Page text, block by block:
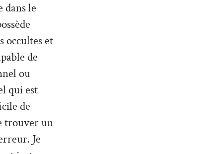
dans le
occultes et
de
ou
qui est
de
trouver un
Je